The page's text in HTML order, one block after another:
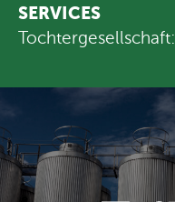
SERVICES
Tochtergesellschaft: